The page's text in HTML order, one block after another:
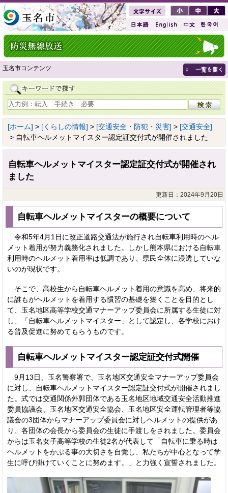
玉名市コンテンツ
[ホーム] > [くらしの情報] > [交通安全・防犯・災害] > [交通安全]
> 自転車ヘルメットマイスター認定証交付式が開催されました
自転車ヘルメットマイスター認定証交付式が開催され
ました
更新日：2024年9月20日
自転車ヘルメットマイスターの概要について
令和5年4月1日に改正道路交通法が施行され自転車利用時のヘル
メット着用が努力義務化されました。しかし熊本県における自転車
利用時のヘルメット着用率は低調であり、県民全体に浸透していな
いのが現状です。
そこで、高校生から自転車ヘルメット着用の意識を高め、将来的
に誰もがヘルメットを着用する慣習の基礎を築くことを目的とし
て、玉名地区高等学校交通マナーアップ委員会に所属する生徒に対
し、「自転車ヘルメットマイスター」として認定し、各学校におけ
る普及促進に努めてもらうものです。
自転車ヘルメットマイスター認定証交付式開催
9月13日、玉名警察署で、玉名地区交通安全マナーアップ委員会
に対し、自転車ヘルメットマイスター認定証交付式が開催されまし
た。式では交通関係外郭団体である玉名地区地域交通安全活動推進
委員協議会、玉名地区交通安全協会、玉名地区安全運転管理者等協
議会の3団体からマナーアップ委員会に対しヘルメットの提供があ
り、各団体の会長から委員会の生徒に手渡しをされました。委員会
からは玉名女子高等学校の生徒2名が代表して「自転車に乗る時は
ヘルメットをかぶる事の大切さを自覚し、私たちが中心となって学
生に呼び掛けていくことに努めます。」と力強く宣誓されました。